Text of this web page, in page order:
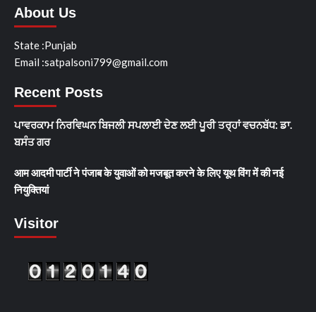
About Us
State :Punjab
Email :satpalsoni799@gmail.com
Recent Posts
ਪਾਵਰਕਾਮ ਨਿਰਵਿਘਨ ਬਿਜਲੀ ਸਪਲਾਈ ਦੇਣ ਲਈ ਪੂਰੀ ਤਰ੍ਹਾਂ ਵਚਨਬੱਧ: ਡਾ.
ਬਸੰਤ ਗਰ
आम आदमी पार्टी ने पंजाब के युवाओं को मजबूत करने के लिए यूथ विंग में की नई
नियुक्तियां
Visitor